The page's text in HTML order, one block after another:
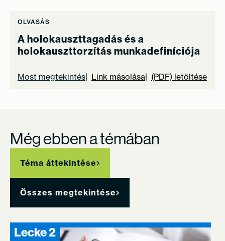
OLVASÁS
A holokauszttagadás és a
holokauszttorzítás munkadefiníciója
Most megtekintés Link másolása (PDF) letöltése
Még ebben a témában
Téma áttekintése
Összes megtekintése
Lecke 2